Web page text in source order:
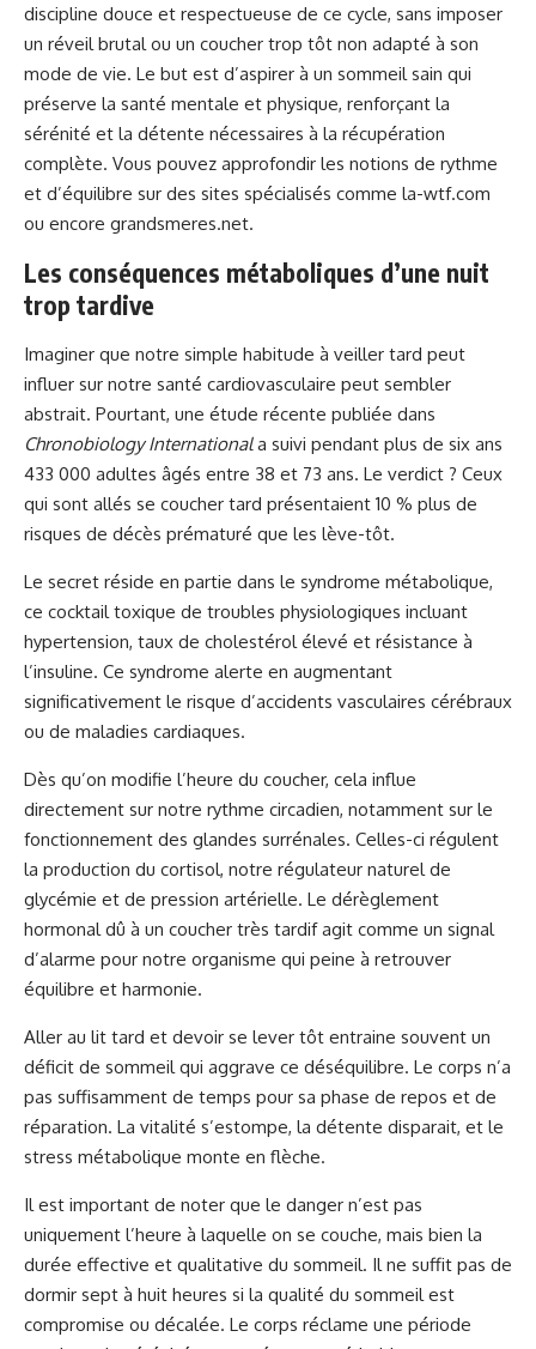
discipline douce et respectueuse de ce cycle, sans imposer
un réveil brutal ou un coucher trop tôt non adapté à son
mode de vie. Le but est d’aspirer à un sommeil sain qui
préserve la santé mentale et physique, renforçant la
sérénité et la détente nécessaires à la récupération
complète. Vous pouvez approfondir les notions de rythme
et d’équilibre sur des sites spécialisés comme la-wtf.com
ou encore grandsmeres.net.
Les conséquences métaboliques d’une nuit
trop tardive
Imaginer que notre simple habitude à veiller tard peut
influer sur notre santé cardiovasculaire peut sembler
abstrait. Pourtant, une étude récente publiée dans
Chronobiology Internationala suivi pendant plus de six ans
433 000 adultes âgés entre 38 et 73 ans. Le verdict ? Ceux
qui sont allés se coucher tard présentaient 10 % plus de
risques de décès prématuré que les lève-tôt.
Le secret réside en partie dans le syndrome métabolique,
ce cocktail toxique de troubles physiologiques incluant
hypertension, taux de cholestérol élevé et résistance à
l’insuline. Ce syndrome alerte en augmentant
significativement le risque d’accidents vasculaires cérébraux
ou de maladies cardiaques.
Dès qu’on modifie l’heure du coucher, cela influe
directement sur notre rythme circadien, notamment sur le
fonctionnement des glandes surrénales. Celles-ci régulent
la production du cortisol, notre régulateur naturel de
glycémie et de pression artérielle. Le dérèglement
hormonal dû à un coucher très tardif agit comme un signal
d’alarme pour notre organisme qui peine à retrouver
équilibre et harmonie.
Aller au lit tard et devoir se lever tôt entraine souvent un
déficit de sommeil qui aggrave ce déséquilibre. Le corps n’a
pas suffisamment de temps pour sa phase de repos et de
réparation. La vitalité s’estompe, la détente disparait, et le
stress métabolique monte en flèche.
Il est important de noter que le danger n’est pas
uniquement l’heure à laquelle on se couche, mais bien la
durée effective et qualitative du sommeil. Il ne suffit pas de
dormir sept à huit heures si la qualité du sommeil est
compromise ou décalée. Le corps réclame une période